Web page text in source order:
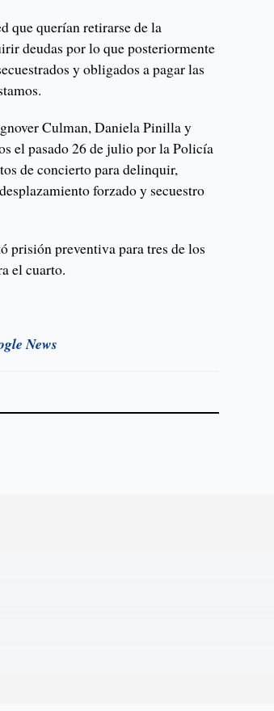
que querían retirarse de la
deudas por lo que posteriormente
y obligados a pagar las
Culman, Daniela Pinilla y
el pasado 26 de julio por la Policía
de concierto para delinquir,
forzado y secuestro
prisión preventiva para tres de los
el cuarto.
News